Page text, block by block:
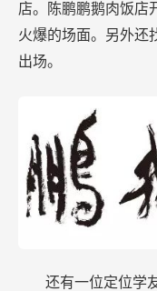
店。陈鹏鹏鹅肉饭店
火爆的场面。另外还
出场。
还有一位定位学